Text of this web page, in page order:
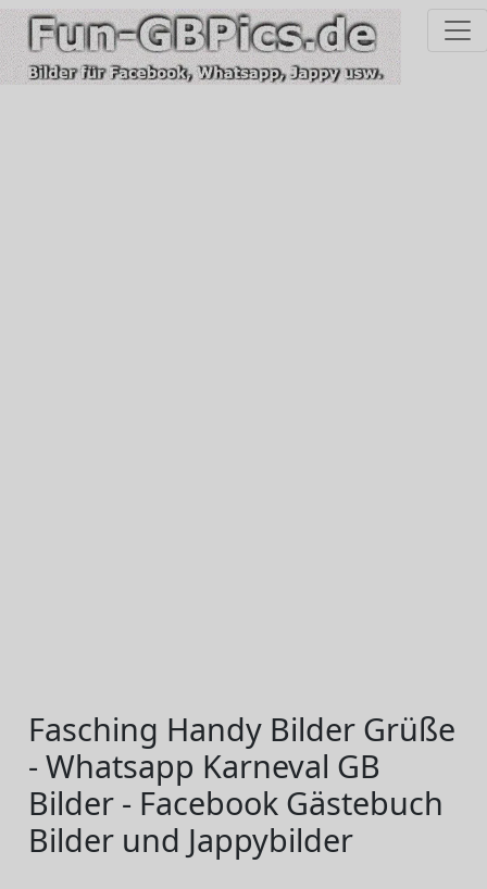
Fasching Handy Bilder Grüße
- Whatsapp Karneval GB
Bilder - Facebook Gästebuch
Bilder und Jappybilder